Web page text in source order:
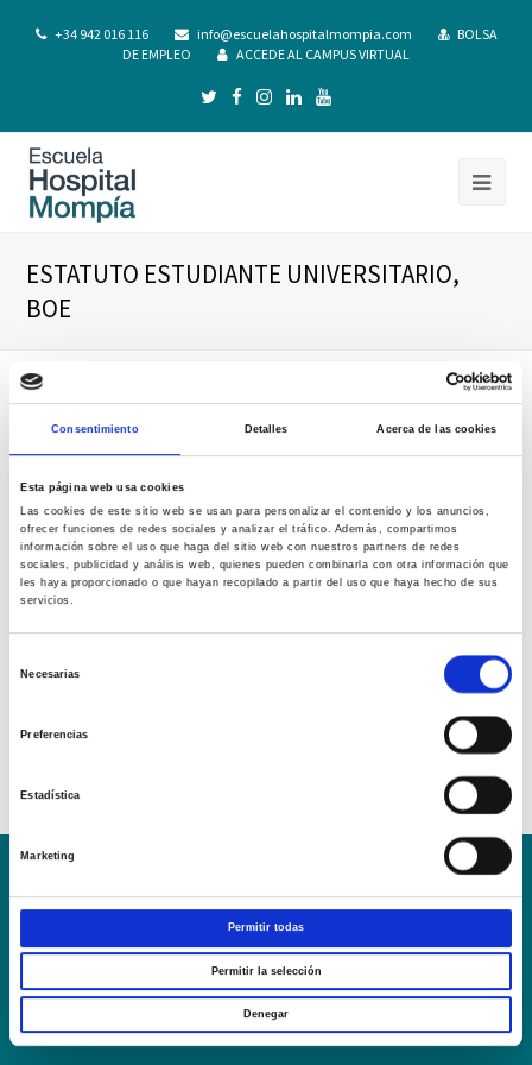
Consentimiento Detalles Acerca de las cookies
Esta página web usa cookies
Las cookies de este sitio web se usan para personalizar el contenido y los anuncios,
ofrecer funciones de redes sociales y analizar el tráfico. Además, compartimos
información sobre el uso que haga del sitio web con nuestros partners de redes
sociales, publicidad y análisis web, quienes pueden combinarla con otra información que
les haya proporcionado o que hayan recopilado a partir del uso que haya hecho de sus
servicios.
Necesarias
Preferencias
Estadística
Marketing
Permitir todas
Permitir la selección
Denegar
+34 942 016 116 info@escuelahospitalmompia.com
BOLSA
DE EMPLEO
ACCEDE AL CAMPUS VIRTUAL
ESTATUTO ESTUDIANTE UNIVERSITARIO,
BOE
Conoce la Escuela
Hospital Mompía
AVISO LEGAL – TÉRMINOS Y CONDICIONES DE SERVICIOS
ONLINE
Política de Privacidad
Política de cookies
Campus Virtual
Webmail